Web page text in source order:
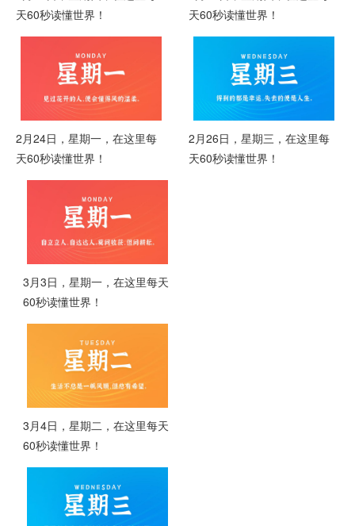
天60秒读懂世界！
天60秒读懂世界！
2月24日，星期一，在这里每
天60秒读懂世界！
2月26日，星期三，在这里每
天60秒读懂世界！
3月3日，星期一，在这里每天
60秒读懂世界！
3月4日，星期二，在这里每天
60秒读懂世界！